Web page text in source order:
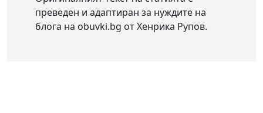
преведен и адаптиран за нуждите на
блога на obuvki.bg от Хенрика Рупов.